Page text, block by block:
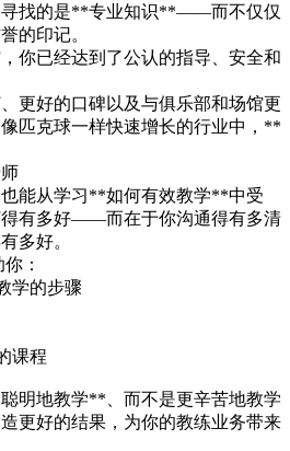
寻找的是**专业知识**——而不仅仅
的印记。
你已经达到了公认的指导、安全和
更好的口碑以及与俱乐部和场馆更
匹克球一样快速增长的行业中，**
能从学习**如何有效教学**中受
得有多好——而在于你沟通得有多清
多好。
：
学的步骤
课程
明地教学**、而不是更辛苦地教学
更好的结果，为你的教练业务带来